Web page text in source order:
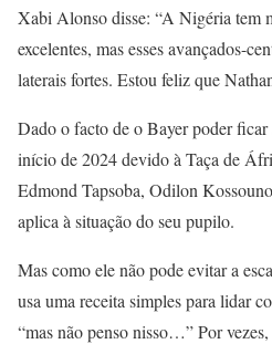
Xabi Alonso disse: “A Nigéria tem
excelentes, mas esses avançados-
laterais fortes. Estou feliz que
Dado o facto de o Bayer poder
início de 2024 devido à Taça de
Edmond Tapsoba, Odilon
aplica à situação do seu pupilo.
Mas como ele não pode evitar a
usa uma receita simples para lidar
“mas não penso nisso…” Por